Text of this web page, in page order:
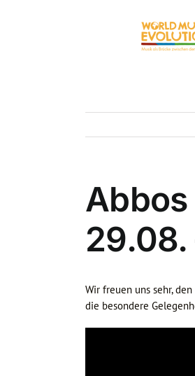
Abbos
29.08.
Wir freuen uns sehr,
die besondere